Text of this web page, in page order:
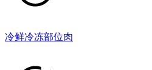
冷鲜冷冻部位肉